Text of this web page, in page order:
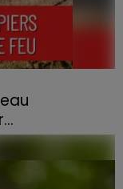
départs de feu,
a lancé un appel
en aide...